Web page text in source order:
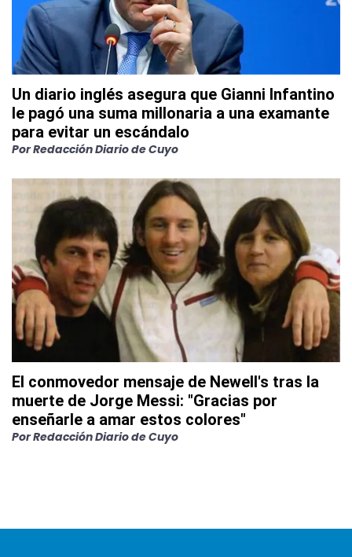
Un diario inglés asegura que Gianni Infantino
le pagó una suma millonaria a una examante
para evitar un escándalo
PorRedacción Diario de Cuyo
El conmovedor mensaje de Newell's tras la
muerte de Jorge Messi: "Gracias por
enseñarle a amar estos colores"
PorRedacción Diario de Cuyo